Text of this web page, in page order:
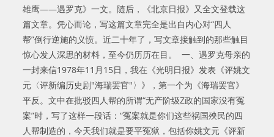
雄鹰——遇罗克》一文。随后，《北京日报》又全文登载这
篇文章。凭心而论，写这篇文章完全是出自内心对“四人
帮”倒行逆施的义愤。近二十年了，写文章接触到的那些触目
惊心发人深思的材料，至今仍历历在目。 一、遇罗克母亲的
一封来信1978年11月15日，我在《光明日报》发表《评姚文
元〈评新编历史剧"海瑞罢官"〉》，第一个为《海瑞罢官》
平反。文中在批驳四人帮的所谓“无产阶级Z政的国家没有冤
案”时，写了这样一段话：“冤案就是你们这些祸国殃民的四
人帮制造的，今天我们就是要平冤狱，包括你姚文元《评新